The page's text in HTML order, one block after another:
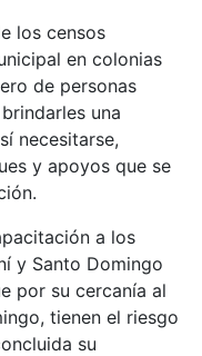
los censos
en colonias
de personas
una
necesitarse,
y apoyos que se
a los
y Santo Domingo
por su cercanía al
tienen el riesgo
su